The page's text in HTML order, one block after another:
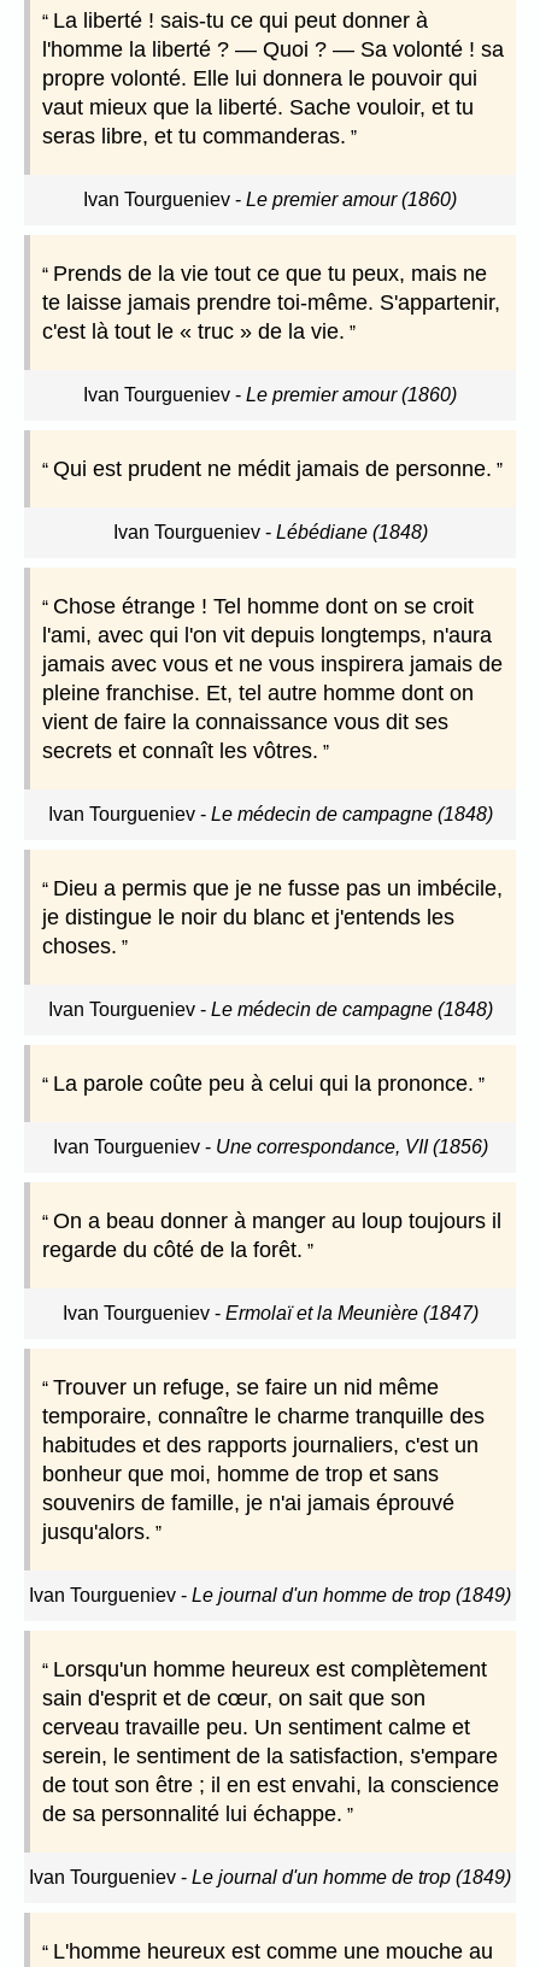
La liberté ! sais-tu ce qui peut donner à
l'homme la liberté ? — Quoi ? — Sa volonté ! sa
propre volonté. Elle lui donnera le pouvoir qui
vaut mieux que la liberté. Sache vouloir, et tu
seras libre, et tu commanderas.
Ivan Tourgueniev - Le premier amour (1860)
Prends de la vie tout ce que tu peux, mais ne
te laisse jamais prendre toi-même. S'appartenir,
c'est là tout le « truc » de la vie.
Ivan Tourgueniev - Le premier amour (1860)
Qui est prudent ne médit jamais de personne.
Ivan Tourgueniev- Lébédiane (1848)
Chose étrange ! Tel homme dont on se croit
l'ami, avec qui l'on vit depuis longtemps, n'aura
jamais avec vous et ne vous inspirera jamais de
pleine franchise. Et, tel autre homme dont on
vient de faire la connaissance vous dit ses
secrets et connaît les vôtres.
Ivan Tourgueniev- Le médecin de campagne (1848)
Dieu a permis que je ne fusse pas un imbécile,
je distingue le noir du blanc et j'entends les
choses.
Ivan Tourgueniev- Le médecin de campagne (1848)
La parole coûte peu à celui qui la prononce.
Ivan Tourgueniev- Une correspondance, VII (1856)
On a beau donner à manger au loup toujours il
regarde du côté de la forêt.
Ivan Tourgueniev- Ermolaï et la Meunière (1847)
Trouver un refuge, se faire un nid même
temporaire, connaître le charme tranquille des
habitudes et des rapports journaliers, c'est un
bonheur que moi, homme de trop et sans
souvenirs de famille, je n'ai jamais éprouvé
jusqu'alors.
Ivan Tourgueniev - Le journal d'un homme de trop (1849)
Lorsqu'un homme heureux est complètement
sain d'esprit et de cœur, on sait que son
cerveau travaille peu. Un sentiment calme et
serein, le sentiment de la satisfaction, s'empare
de tout son être ; il en est envahi, la conscience
de sa personnalité lui échappe.
Ivan Tourgueniev - Le journal d'un homme de trop (1849)
L'homme heureux est comme une mouche au